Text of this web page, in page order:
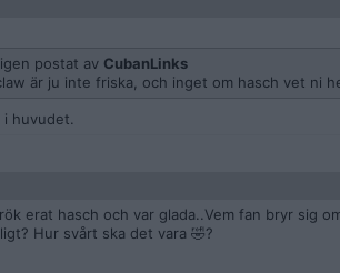
postat av CubanLinks
är ju inte friska, och inget om hasch vet ni
i huvudet.
erat hasch och var glada..Vem fan bryr sig
Hur svårt ska det vara 🤣?